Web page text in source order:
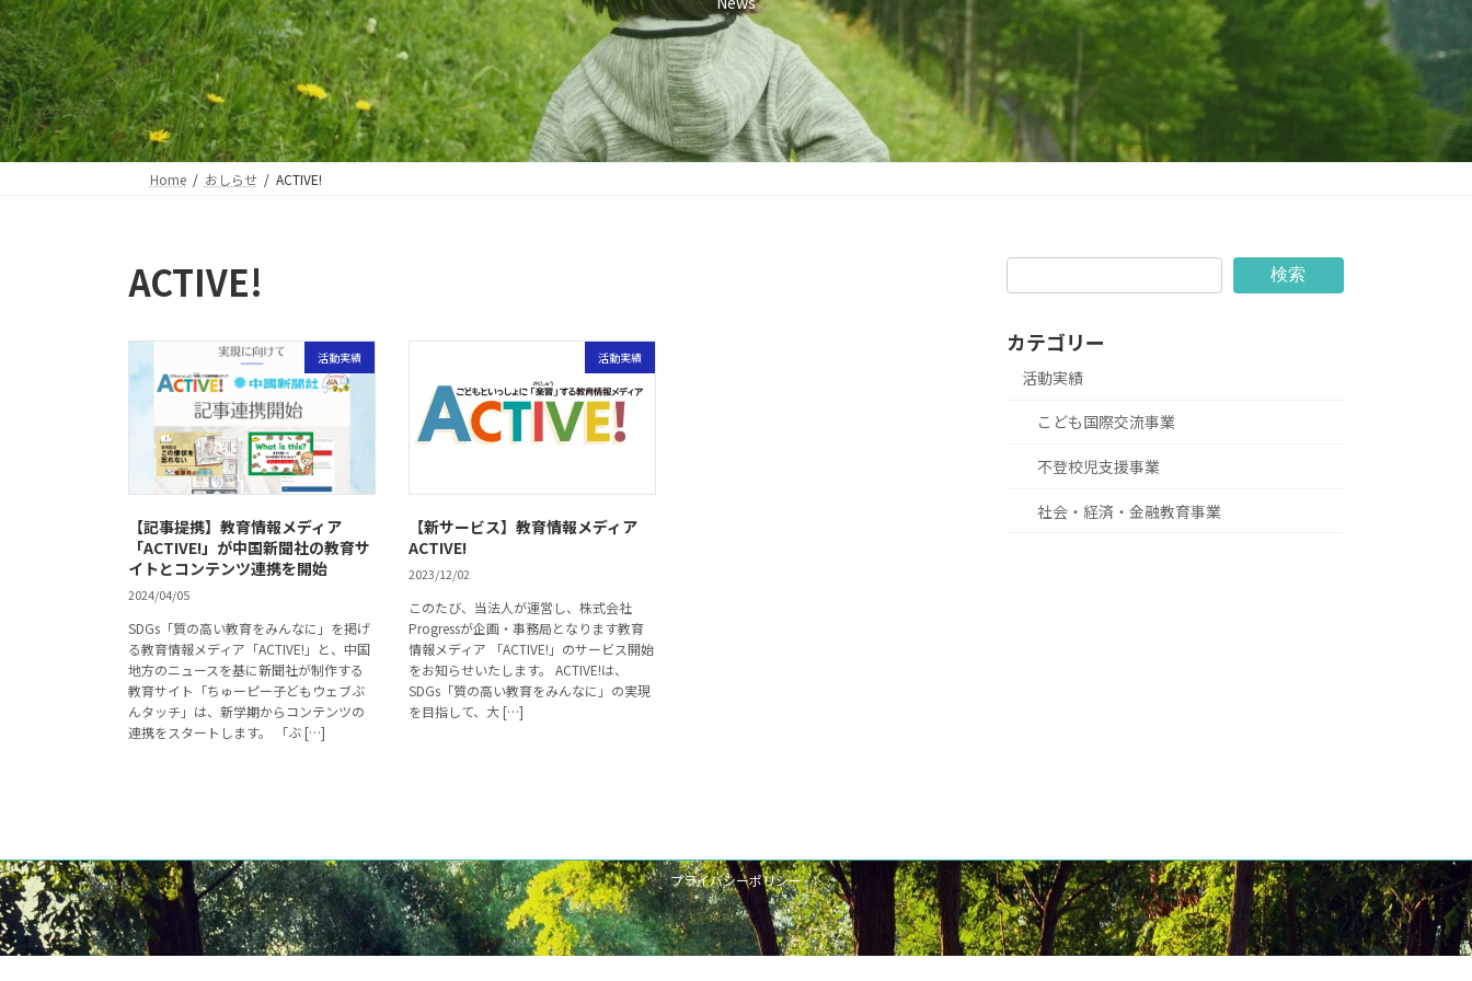
Home おしらせ ACTIVE!
ACTIVE!
活動実績
【記事提携】教育情報メディア
「ACTIVE!」が中国新聞社の教育サ
イトとコンテンツ連携を開始
2024/04/05
SDGs「質の高い教育をみんなに」を掲げ
る教育情報メディア「ACTIVE!」と、中国
地方のニュースを基に新聞社が制作する
教育サイト「ちゅーピー子どもウェブぶ
んタッチ」は、新学期からコンテンツの
連携をスタートします。 「ぶ […]
活動実績
【新サービス】教育情報メディア
ACTIVE!
2023/12/02
このたび、当法人が運営し、株式会社
Progressが企画・事務局となります教育
情報メディア 「ACTIVE!」のサービス開始
をお知らせいたします。 ACTIVE!は、
SDGs「質の高い教育をみんなに」の実現
を目指して、大 […]
検索
カテゴリー
活動実績
こども国際交流事業
不登校児支援事業
社会・経済・金融教育事業
プライバシーポリシー